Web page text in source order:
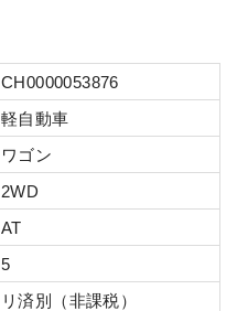
CH0000053876
軽自動車
ワゴン
2WD
AT
5
リ済別（非課税）